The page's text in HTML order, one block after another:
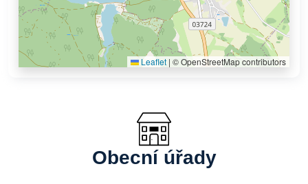
Leaflet | © OpenStreetMap contributors
Obecní úřady